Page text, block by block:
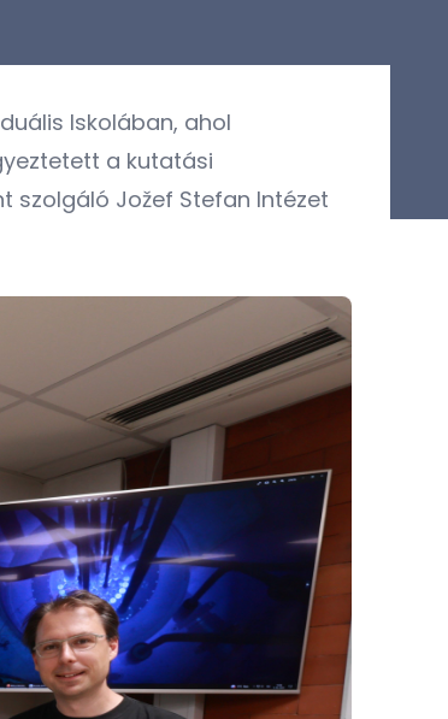
Iskolában, ahol
a kutatási
szolgáló Jožef Stefan Intézet